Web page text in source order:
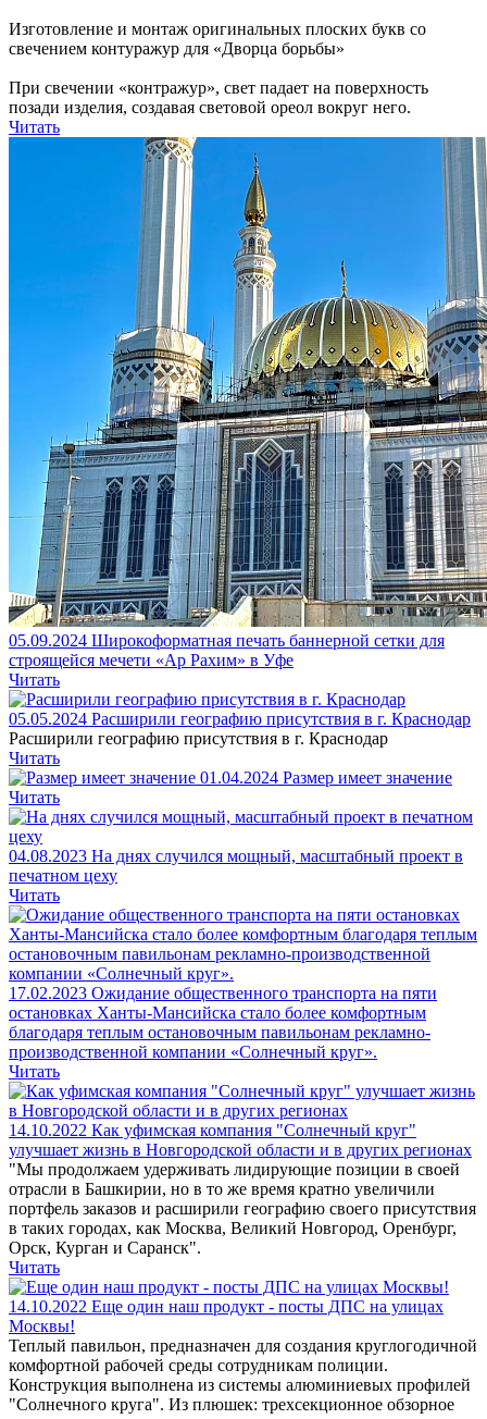
Изготовление и монтаж оригинальных плоских букв со
свечением контуражур для «Дворца борьбы»
При свечении «контражур», свет падает на поверхность
позади изделия, создавая световой ореол вокруг него.
Читать
05.09.2024 Широкоформатная печать баннерной сетки для
строящейся мечети «Ар Рахим» в Уфе
Читать
05.05.2024 Расширили географию присутствия в г. Краснодар
Расширили географию присутствия в г. Краснодар
Читать
01.04.2024 Размер имеет значение
Читать
04.08.2023 На днях случился мощный, масштабный проект в
печатном цеху
Читать
17.02.2023 Ожидание общественного транспорта на пяти
остановках Ханты-Мансийска стало более комфортным
благодаря теплым остановочным павильонам рекламно-
производственной компании «Солнечный круг».
Читать
14.10.2022 Как уфимская компания "Солнечный круг"
улучшает жизнь в Новгородской области и в других регионах
"Мы продолжаем удерживать лидирующие позиции в своей
отрасли в Башкирии, но в то же время кратно увеличили
портфель заказов и расширили географию своего присутствия
в таких городах, как Москва, Великий Новгород, Оренбург,
Орск, Курган и Саранск".
Читать
14.10.2022 Еще один наш продукт - посты ДПС на улицах
Москвы!
Теплый павильон, предназначен для создания круглогодичной
комфортной рабочей среды сотрудникам полиции.
Конструкция выполнена из системы алюминиевых профилей
"Солнечного круга". Из плюшек: трехсекционное обзорное